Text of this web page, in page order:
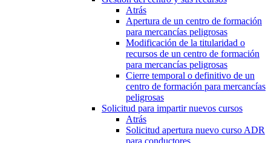
Atrás
Apertura de un centro de formación
para mercancías peligrosas
Modificación de la titularidad o
recursos de un centro de formación
para mercancías peligrosas
Cierre temporal o definitivo de un
centro de formación para mercancías
peligrosas
Solicitud para impartir nuevos cursos
Atrás
Solicitud apertura nuevo curso ADR